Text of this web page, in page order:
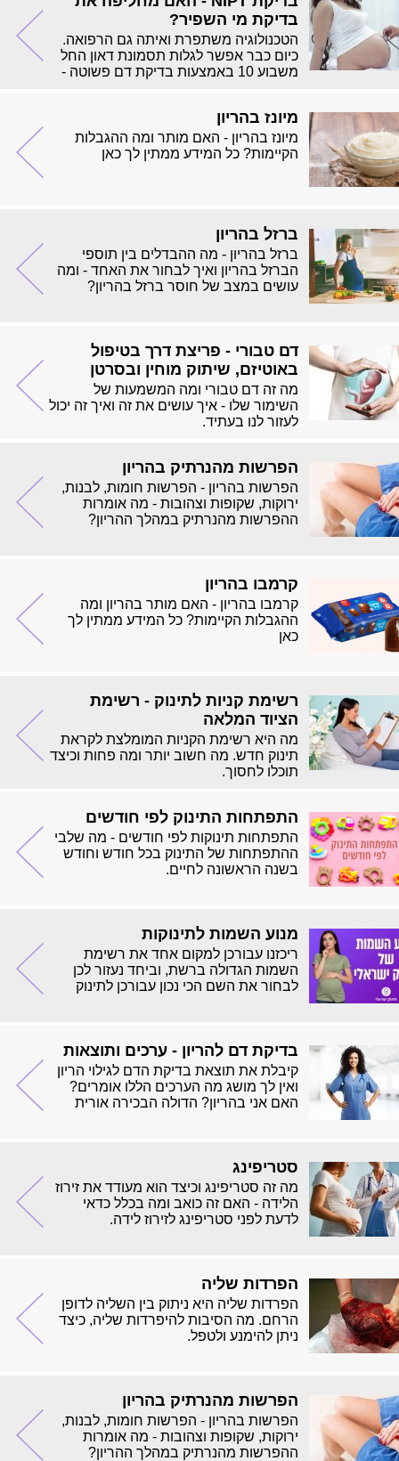
בדיקת מי השפיר?
הטכנולוגיה משתפרת ואיתה גם הרפואה.
כיום כבר אפשר לגלות תסמונת דאון החל
משבוע 10 באמצעות בדיקת דם פשוטה -
מיונז בהריון
מיונז בהריון - האם מותר ומה ההגבלות
הקיימות? כל המידע ממתין לך כאן
ברזל בהריון
ברזל בהריון - מה ההבדלים בין תוספי
הברזל בהריון ואיך לבחור את האחד - ומה
עושים במצב של חוסר ברזל בהריון?
דם טבורי - פריצת דרך בטיפול
באוטיזם, שיתוק מוחין ובסרטן
מה זה דם טבורי ומה המשמעות של
השימור שלו - איך עושים את זה ואיך זה יכול
לעזור לנו בעתיד.
הפרשות מהנרתיק בהריון
הפרשות בהריון - הפרשות חומות, לבנות,
ירוקות, שקופות וצהובות - מה אומרות
ההפרשות מהנרתיק במהלך ההריון?
קרמבו בהריון
קרמבו בהריון - האם מותר בהריון ומה
ההגבלות הקיימות? כל המידע ממתין לך
כאן
רשימת קניות לתינוק - רשימת
הציוד המלאה
מה היא רשימת הקניות המומלצת לקראת
תינוק חדש. מה חשוב יותר ומה פחות וכיצד
תוכלו לחסוך.
התפתחות התינוק לפי חודשים
התפתחות תינוקות לפי חודשים - מה שלבי
ההתפתחות של התינוק בכל חודש וחודש
בשנה הראשונה לחיים.
מנוע השמות לתינוקות
ריכזנו עבורכן למקום אחד את רשימת
השמות הגדולה ברשת, וביחד נעזור לכן
לבחור את השם הכי נכון עבורכן לתינוק
בדיקת דם להריון - ערכים ותוצאות
קיבלת את תוצאת בדיקת הדם לגילוי הריון
ואין לך מושג מה הערכים הללו אומרים?
האם אני בהריון? הדולה הבכירה אורית
סטריפינג
מה זה סטריפינג וכיצד הוא מעודד את זירוז
הלידה - האם זה כואב ומה בכלל כדאי
לדעת לפני סטריפינג לזירוז לידה.
הפרדות שליה
הפרדות שליה היא ניתוק בין השליה לדופן
הרחם. מה הסיבות להיפרדות שליה, כיצד
ניתן להימנע ולטפל.
הפרשות מהנרתיק בהריון
הפרשות בהריון - הפרשות חומות, לבנות,
ירוקות, שקופות וצהובות - מה אומרות
ההפרשות מהנרתיק במהלך ההריון?